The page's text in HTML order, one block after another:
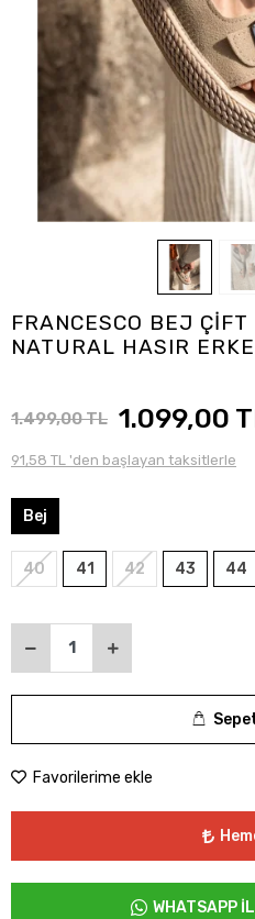
FRANCESCO BEJ
NATURAL HASIR
1.499,00 TL 1.099,00
91,58 TL 'den başlayan taksitlerle
Bej
40 41 42 43 44
Favorilerime ekle
WHATSAPP